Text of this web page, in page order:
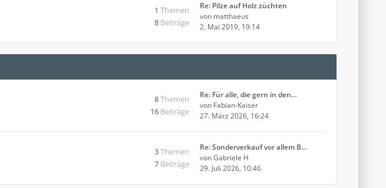
1 Themen
8 Beiträge
Re: Pilze auf Holz züchten
von matthaeus
2. Mai 2019, 19:14
8Themen
16 Beiträge
Re: Für alle, die gern in den…
von Fabian-Kaiser
27. März 2026, 16:24
3Themen
7 Beiträge
Re: Sonderverkauf vor allem B…
vonGabriele H
29. Juli 2026, 10:46